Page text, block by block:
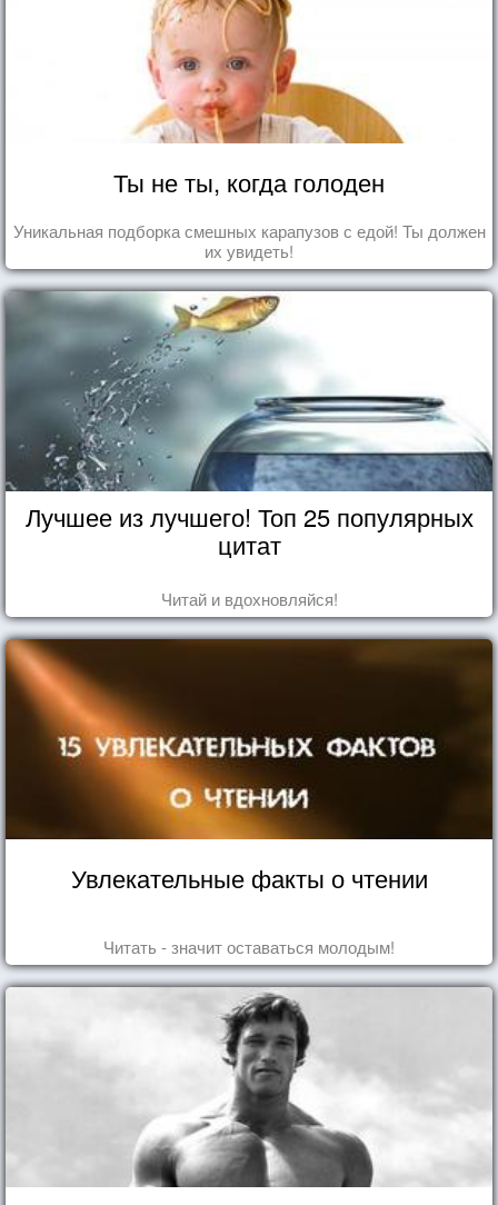
Ты не ты, когда голоден
Уникальная подборка смешных карапузов с едой! Ты должен
их увидеть!
Лучшее из лучшего! Топ 25 популярных
цитат
Читай и вдохновляйся!
Увлекательные факты о чтении
Читать - значит оставаться молодым!